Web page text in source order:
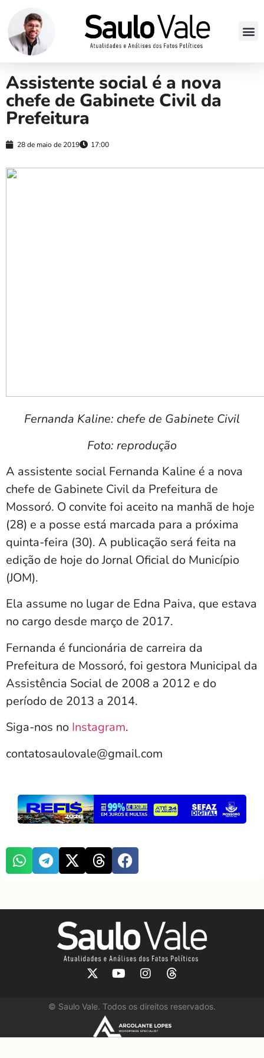
Assistente social é a nova
chefe de Gabinete Civil da
Prefeitura
28 de maio de 2019 17:00
Fernanda Kaline: chefe de Gabinete Civil
Foto: reprodução
A assistente social Fernanda Kaline é a nova
chefe de Gabinete Civil da Prefeitura de
Mossoró. O convite foi aceito na manhã de hoje
(28) e a posse está marcada para a próxima
quinta-feira (30). A publicação será feita na
edição de hoje do Jornal Oficial do Município
(JOM).
Ela assume no lugar de Edna Paiva, que estava
no cargo desde março de 2017.
Fernanda é funcionária de carreira da
Prefeitura de Mossoró, foi gestora Municipal da
Assistência Social de 2008 a 2012 e do
período de 2013 a 2014.
Siga-nos no Instagram.
contatosaulovale@gmail.com
© Saulo Vale. Todos os direitos reservados.